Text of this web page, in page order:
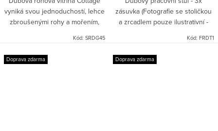
vyniká svou jednoduchostí, lehce
zbroušenými rohy a mořením,
styl. Je vyráběná z...
Kód: SRDG45
zásuvka (Fotografie se stoličkou
a zrcadlem pouze ilustrativní -
Rustic má typické zdobné...
Kód: FRDT1
Doprava zdarma Doprava zdarma